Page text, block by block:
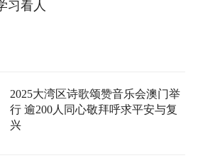
看人
2025大湾区诗歌颂赞音乐会澳门举
行 逾200人同心敬拜呼求平安与复
兴